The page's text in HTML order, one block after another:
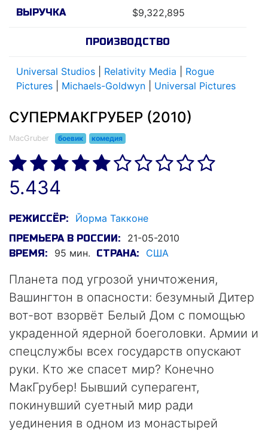
ВЫРУЧКА $9,322,895
ПРОИЗВОДСТВО
Universal Studios Relativity Media
Rogue
Pictures
Michaels-Goldwyn Universal Pictures
СУПЕРМАКГРУБЕР (2010)
MacGruber боевик комедия
5.434
РЕЖИССЁР: Йорма Такконе
ПРЕМЬЕРА В РОССИИ: 21-05-2010
ВРЕМЯ: 95 мин. СТРАНА: США
Планета под угрозой уничтожения,
Вашингтон в опасности: безумный Дитер
вот-вот взорвёт Белый Дом с помощью
украденной ядерной боеголовки. Армии и
спецслужбы всех государств опускают
руки. Кто же спасет мир? Конечно
МакГрубер! Бывший суперагент,
покинувший суетный мир ради
уединения в одном из монастырей